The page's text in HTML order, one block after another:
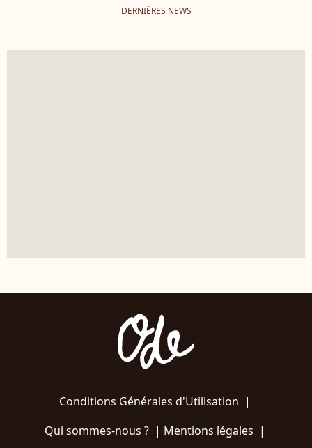
DERNIÈRES NEWS
Conditions Générales d'Utilisation |
Qui sommes-nous ?| Mentions légales |